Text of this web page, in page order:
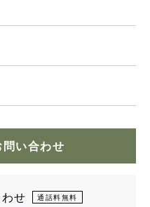
い合わせ
せ 通話料無料